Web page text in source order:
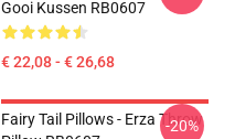
Gooi Kussen RB0607
€ 22,08 - € 26,68
Fairy Tail Pillows - Erza Throw
-20%